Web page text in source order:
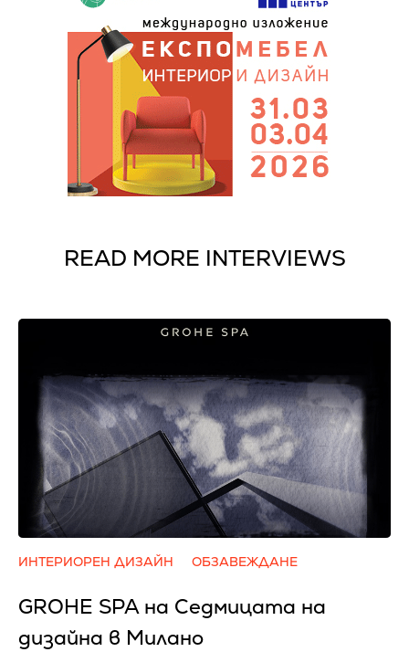
READ MORE INTERVIEWS
ИНТЕРИОРЕН ДИЗАЙН ОБЗАВЕЖДАНЕ
GROHE SPA на Седмицата на
дизайна в Милано